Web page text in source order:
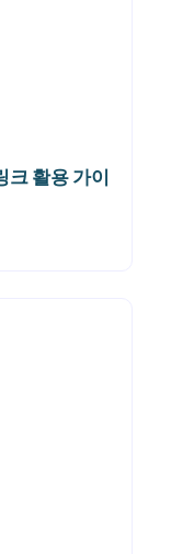
크 활용 가이